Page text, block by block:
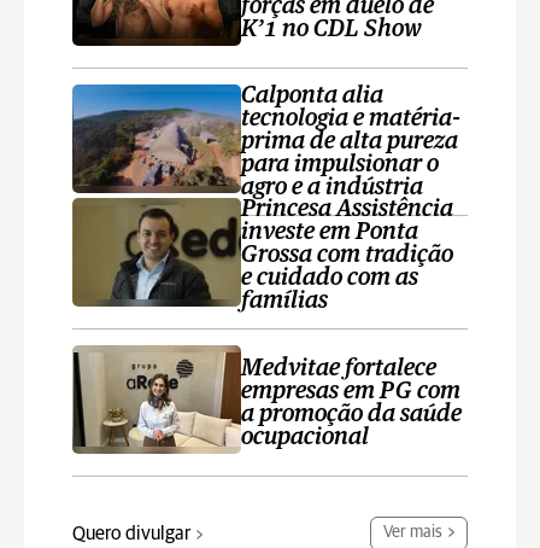
forças em duelo de
K’1 no CDL Show
Calponta alia
tecnologia e matéria-
prima de alta pureza
para impulsionar o
agro e a indústria
Princesa Assistência
investe em Ponta
Grossa com tradição
e cuidado com as
famílias
Medvitae fortalece
empresas em PG com
a promoção da saúde
ocupacional
Quero divulgar Ver mais